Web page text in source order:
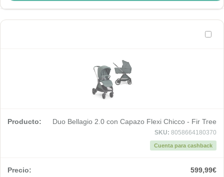
Duo Bellagio 2.0 con Capazo Flexi Chicco - Fir Tree
SKU: 8058664180370
Cuenta para cashback
599,99€